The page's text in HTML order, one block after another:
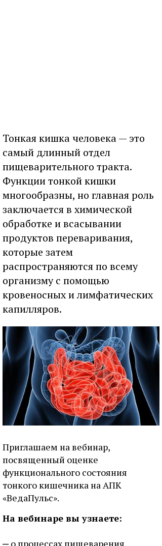
Тонкая кишка человека — это
самый длинный отдел
пищеварительного тракта.
Функции тонкой кишки
многообразны, но главная роль
заключается в химической
обработке и всасывании
продуктов переваривания,
которые затем
распространяются по всему
организму с помощью
кровеносных и лимфатических
капилляров.
Приглашаем на вебинар,
посвященный оценке
функционального состояния
тонкого кишечника на АПК
«ВедаПульс».
На вебинаре вы узнаете: